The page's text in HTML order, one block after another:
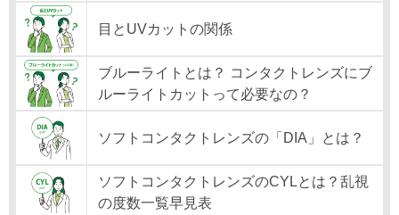
目とUVカットの関係
ブルーライトとは？ コンタクトレンズにブ
ルーライトカットって必要なの？
ソフトコンタクトレンズの「DIA」とは？
ソフトコンタクトレンズのCYLとは？乱視
の度数一覧早見表